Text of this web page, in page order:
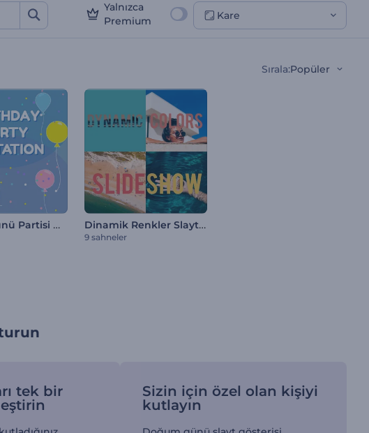
Yalnızca
Premium
Kare
Sırala:Popüler
Doğum Günü Partisi Davetiyesi Dinamik Renkler Slayt Gösterisi
9 sahneler
tek bir
Sizin için özel olan kişiyi
kutlayın